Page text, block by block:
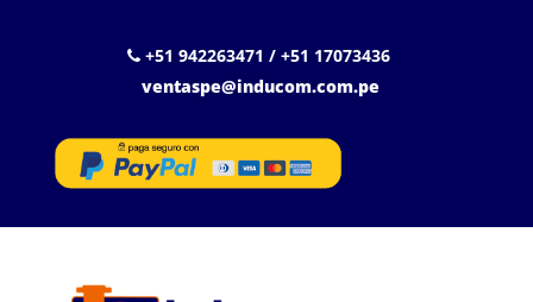
+51 942263471 / +51 17073436
ventaspe@inducom.com.pe